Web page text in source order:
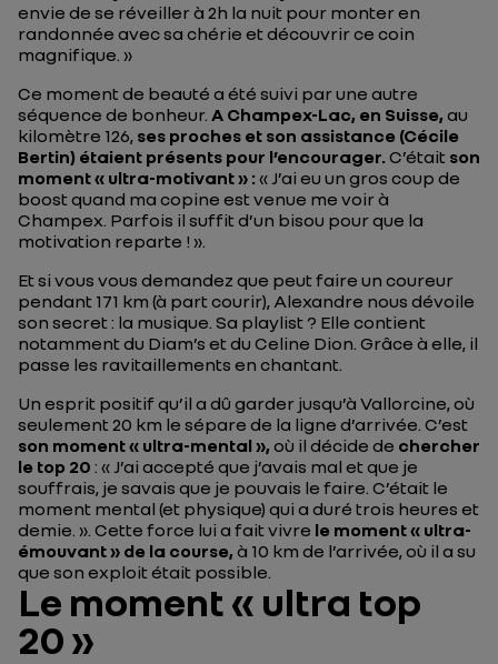
envie de se réveiller à 2h la nuit pour monter en
randonnée avec sa chérie et découvrir ce coin
magnifique. »
Ce moment de beauté a été suivi par une autre
séquence de bonheur. A Champex-Lac, en Suisse,au
kilomètre 126, ses proches et son assistance (Cécile
Bertin) étaient présents pour l’encourager.C’était son
moment « ultra-motivant » :« J’ai eu un gros coup de
boost quand ma copine est venue me voir à
Champex. Parfois il suffit d’un bisou pour que la
motivation reparte ! ».
Et si vous vous demandez que peut faire un coureur
pendant 171 km (à part courir), Alexandre nous dévoile
son secret : la musique. Sa playlist ? Elle contient
notamment du Diam’s et du Celine Dion. Grâce à elle, il
passe les ravitaillements en chantant.
Un esprit positif qu’il a dû garder jusqu’à Vallorcine, où
seulement 20 km le sépare de la ligne d’arrivée. C’est
son moment « ultra-mental »,où il décide de chercher
le top 20 : « J’ai accepté que j’avais mal et que je
souffrais, je savais que je pouvais le faire. C’était le
moment mental (et physique) qui a duré trois heures et
demie. ». Cette force lui a fait vivre le moment « ultra-
émouvant » de la course,à 10 km de l’arrivée, où il a su
que son exploit était possible.
Le moment « ultra top
20 »